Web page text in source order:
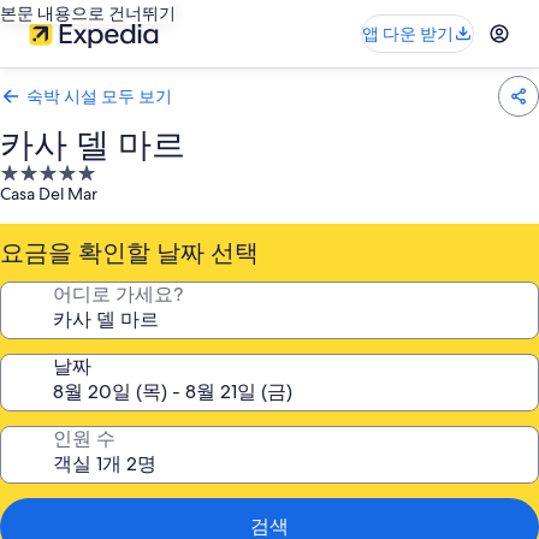
본문 내용으로 건너뛰기
앱 다운 받기
숙박 시설 모두 보기
카사 델 마르
5.0
성
급
숙
박
설
Casa Del Mar
요금을 확인할 날짜 선택
어디로 가세요?
날짜
인원 수
검색